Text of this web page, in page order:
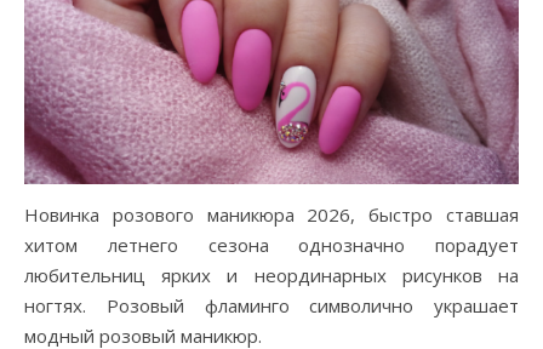
Новинка розового маникюра 2026, быстро ставшая
хитом летнего сезона однозначно порадует
любительниц ярких и неординарных рисунков на
ногтях. Розовый фламинго символично украшает
модный розовый маникюр.